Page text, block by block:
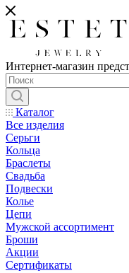
Интернет-магазин
Каталог
Все изделия
Серьги
Кольца
Браслеты
Свадьба
Подвески
Колье
Цепи
Мужской ассортимент
Броши
Акции
Сертификаты